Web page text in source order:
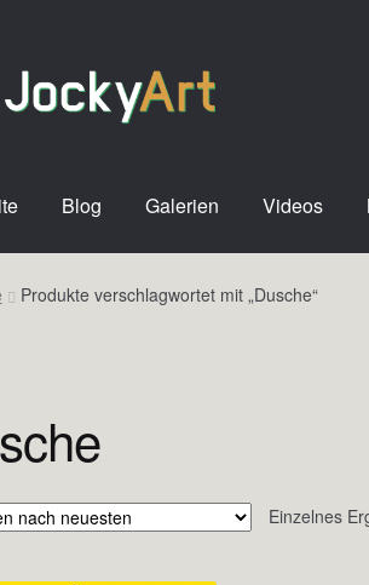
Blog Galerien Videos
Produkte verschlagwortet mit „Dusche“
Einzelnes